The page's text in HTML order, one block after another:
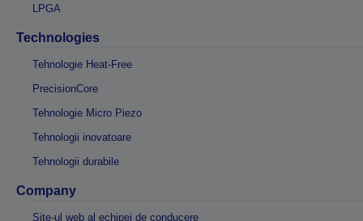
LPGA
Technologies
Tehnologie Heat-Free
PrecisionCore
Tehnologie Micro Piezo
Tehnologii inovatoare
Tehnologii durabile
Company
Site-ul web al echipei de conducere